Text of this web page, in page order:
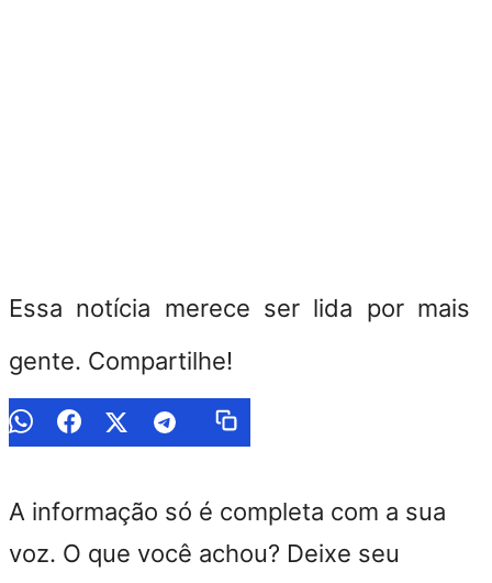
Essa notícia merece ser lida por mais
gente. Compartilhe!
A informação só é completa com a sua
voz. O que você achou? Deixe seu